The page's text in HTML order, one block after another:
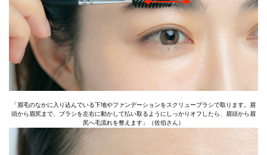
「眉毛のなかに入り込んでいる下地やファンデーションをスクリューブラシで取ります。眉
頭から眉尻まで、ブラシを左右に動かして払い取るようにしっかりオフしたら、眉頭から眉
尻へ毛流れを整えます」（佐伯さん）